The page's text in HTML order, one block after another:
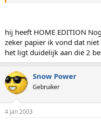
hij heeft HOME EDITION
zeker papier ik vond dat
het ligt duidelijk aan die 2
Snow Power
Gebruiker
4 jan 2003